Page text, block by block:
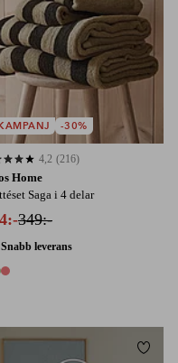
Home
Saga i 4 delar
349:-
Snabb leverans
på 216 st betyg
4,2 (216)
-30%
favoriter